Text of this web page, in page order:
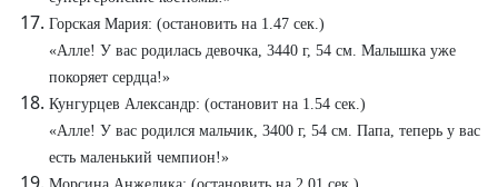
Горская Мария: (остановить на 1.47 сек.)
«Алле! У вас родилась девочка, 3440 г, 54 см. Малышка уже
покоряет сердца!»
Кунгурцев Александр: (остановит на 1.54 сек.)
«Алле! У вас родился мальчик, 3400 г, 54 см. Папа, теперь у вас
есть маленький чемпион!»